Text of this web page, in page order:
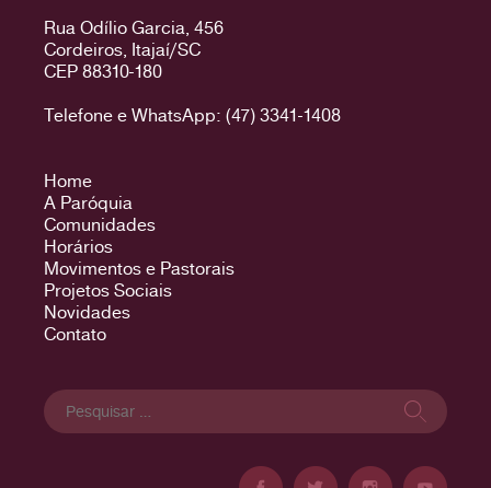
Rua Odílio Garcia, 456
Cordeiros, Itajaí/SC
CEP 88310-180
Telefone e WhatsApp: (47) 3341-1408
Home
A Paróquia
Comunidades
Horários
Movimentos e Pastorais
Projetos Sociais
Novidades
Contato
Pesquisar
por: